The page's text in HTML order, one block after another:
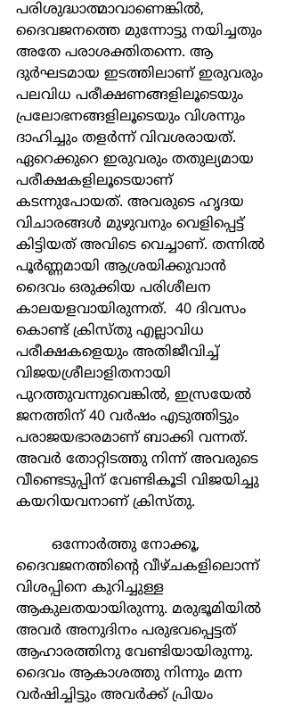
പരിശുദ്ധാത്മാവാണെങ്കില്‍,
ദൈവജനത്തെ മുന്നോട്ടു നയിച്ചതും
അതേ പരാശക്തിതന്നെ. ആ
ദുര്‍ഘടമായ ഇടത്തിലാണ് ഇരുവരും
പലവിധ പരീക്ഷണങ്ങളിലൂടെയും
പ്രലോഭനങ്ങളിലൂടെയും വിശന്നും
ദാഹിച്ചും തളര്‍ന്ന് വിവശരായത്.
ഏറെക്കുറെ ഇരുവരും തതുല്യമായ
പരീക്ഷകളിലൂടെയാണ്
കടന്നുപോയത്. അവരുടെ ഹൃദയ
വിചാരങ്ങള്‍ മുഴുവനും വെളിപ്പെട്ട്
കിട്ടിയത് അവിടെ വെച്ചാണ്. തന്നില്‍
പൂര്‍ണ്ണമായി ആശ്രയിക്കുവാന്‍
ദൈവം ഒരുക്കിയ പരിശീലന
കാലയളവായിരുന്നത്.  40 ദിവസം
കൊണ്ട് ക്രിസ്തു എല്ലാവിധ
പരീക്ഷകളെയും അതിജീവിച്ച്
വിജയശ്രീലാളിതനായി
പുറത്തുവന്നുവെങ്കില്‍, ഇസ്രയേല്‍
ജനത്തിന് 40 വര്‍ഷം എടുത്തിട്ടും
പരാജയഭാരമാണ് ബാക്കി വന്നത്.
അവര്‍ തോറ്റിടത്തു നിന്ന് അവരുടെ
വീണ്ടെടുപ്പിന് വേണ്ടികൂടി വിജയിച്ചു
കയറിയവനാണ് ക്രിസ്തു.
ദൈവജനത്തിന്‍റെ വീഴ്ചകളിലൊന്ന്
വിശപ്പിനെ കുറിച്ചുള്ള
ആകുലതയായിരുന്നു. മരുഭൂമിയില്‍
അവര്‍ അനുദിനം പരുഭവപ്പെട്ടത്
ആഹാരത്തിനു വേണ്ടിയായിരുന്നു.
ദൈവം ആകാശത്തു നിന്നും മന്ന
വര്‍ഷിച്ചിട്ടും അവര്‍ക്ക് പ്രിയം